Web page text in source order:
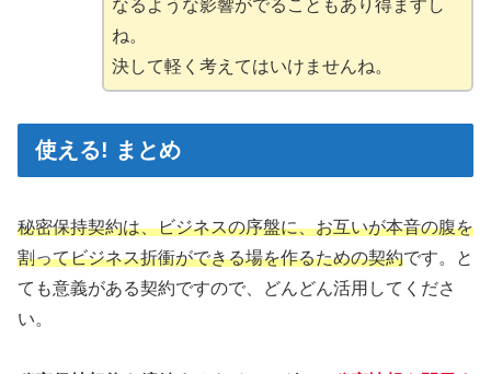
なるような影響がでることもあり得ますし
ね。
決して軽く考えてはいけませんね。
使える! まとめ
秘密保持契約は、ビジネスの序盤に、お互いが本音の腹を
割ってビジネス折衝ができる場を作るための契約です。と
ても意義がある契約ですので、どんどん活用してくださ
い。